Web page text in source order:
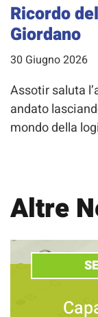
Ricordo
Giordano
30 Giugno 2026
Assotir saluta
andato
mondo della
Altre